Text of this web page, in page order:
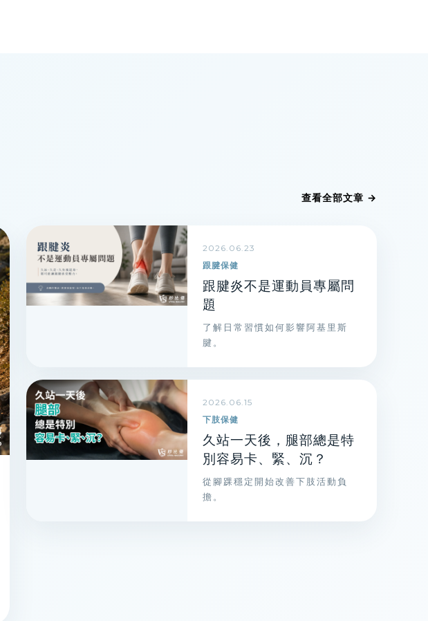
查看全部文章 →
2026.06.23
跟腱保健
跟腱炎不是運動員專屬問
題
了解日常習慣如何影響阿基里斯
腱。
2026.06.15
下肢保健
久站一天後，腿部總是特
別容易卡、緊、沉？
從腳踝穩定開始改善下肢活動負
擔。